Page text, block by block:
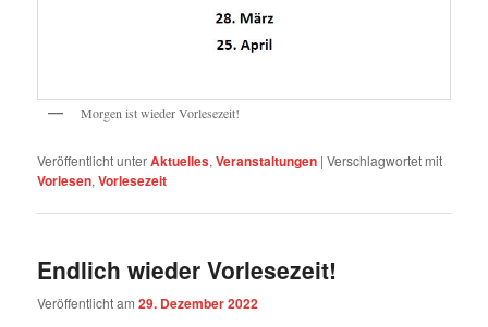
Morgen ist wieder Vorlesezeit!
Veröffentlicht unterAktuelles,Veranstaltungen |Verschlagwortet mit
Vorlesen,Vorlesezeit
Endlich wieder Vorlesezeit!
Veröffentlicht am29. Dezember 2022